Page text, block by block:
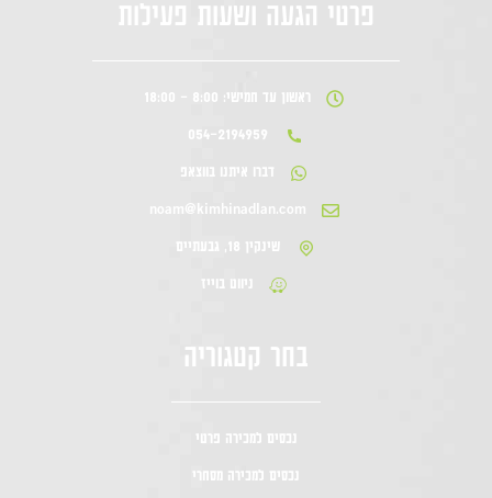
פרטי הגעה ושעות פעילות
ראשון עד חמישי: 8:00 - 18:00
054-2194959
דברו איתנו בווצאפ
noam@kimhinadlan.com
שינקין 18, גבעתיים
ניווט בוייז
בחר קטגוריה
נכסים למכירה פרטי
נכסים למכירה מסחרי